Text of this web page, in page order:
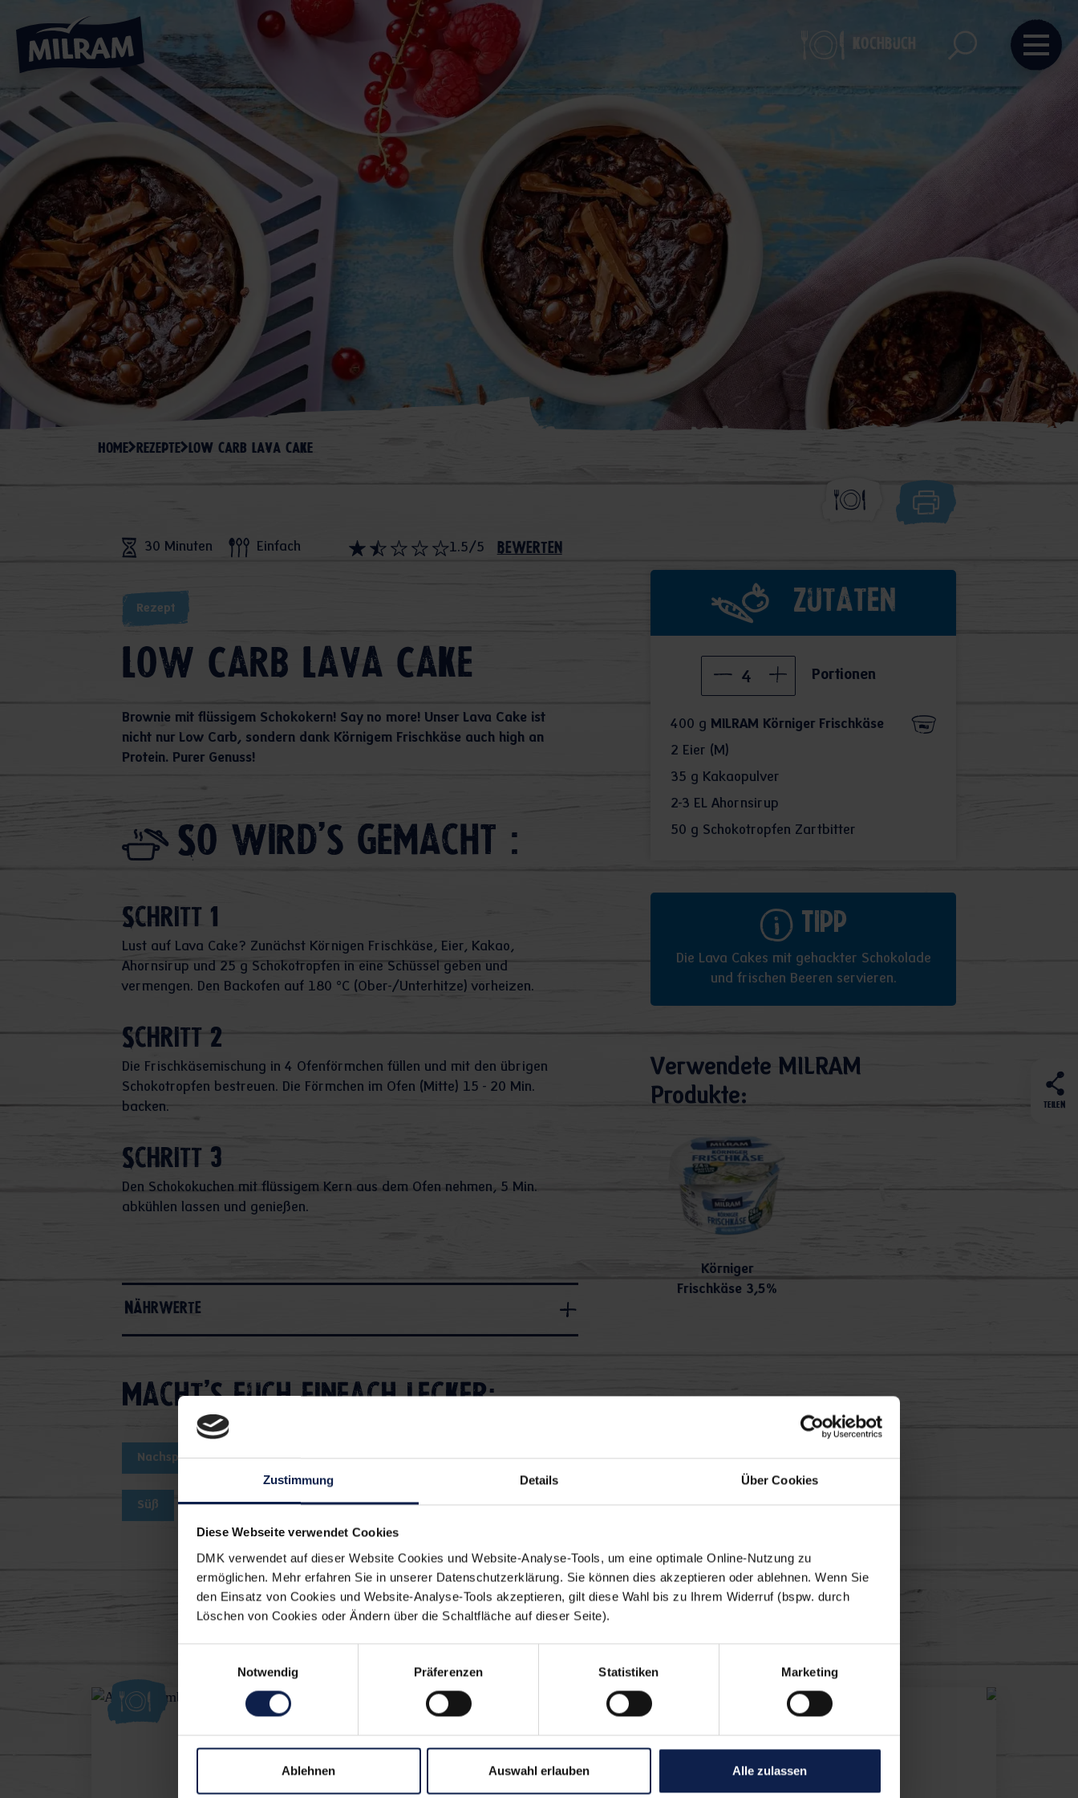
Zustimmung Details Über Cookies
Diese Webseite verwendet Cookies
DMK verwendet auf dieser Website Cookies und Website-Analyse-Tools, um eine optimale Online-Nutzung zu
ermöglichen. Mehr erfahren Sie in unserer Datenschutzerklärung. Sie können dies akzeptieren oder ablehnen. Wenn Sie
den Einsatz von Cookies und Website-Analyse-Tools akzeptieren, gilt diese Wahl bis zu Ihrem Widerruf (bspw. durch
Löschen von Cookies oder Ändern über die Schaltfläche auf dieser Seite).
Notwendig
Präferenzen Statistiken Marketing
Ablehnen Auswahl erlauben Alle zulassen
Kochbuch
TEILEN
HOME REZEPTE LOW CARB LAVA CAKE
30 Minuten Einfach 1.5/5 bewerten
Rezept
Low Carb Lava Cake
Brownie mit flüssigem Schokokern! Say no more! Unser Lava Cake ist
nicht nur Low Carb, sondern dank Körnigem Frischkäse auch high an
Protein. Purer Genuss!
So wird's gemacht :
Schritt 1
Lust auf Lava Cake? Zunächst Körnigen Frischkäse, Eier, Kakao,
Ahornsirup und 25 g Schokotropfen in eine Schüssel geben und
vermengen. Den Backofen auf 180 °C (Ober-/Unterhitze) vorheizen.
Schritt 2
Die Frischkäsemischung in 4 Ofenförmchen füllen und mit den übrigen
Schokotropfen bestreuen. Die Förmchen im Ofen (Mitte) 15 - 20 Min.
backen.
Schritt 3
Den Schokokuchen mit flüssigem Kern aus dem Ofen nehmen, 5 Min.
abkühlen lassen und genießen.
Nährwerte
Macht's euch einfach lecker:
Nachspeise Dessert Kuchen Körniger Frischkäse
Süß
Zutaten
Portionen
400 g MILRAM Körniger Frischkäse
2 Eier (M)
35 g Kakaopulver
2-3 EL Ahornsirup
50 g Schokotropfen Zartbitter
Tipp
Die Lava Cakes mit gehackter Schokolade
und frischen Beeren servieren.
Verwendete MILRAM
Produkte:
Körniger
Frischkäse 3,5%
Die können sich auch schmecken lassen